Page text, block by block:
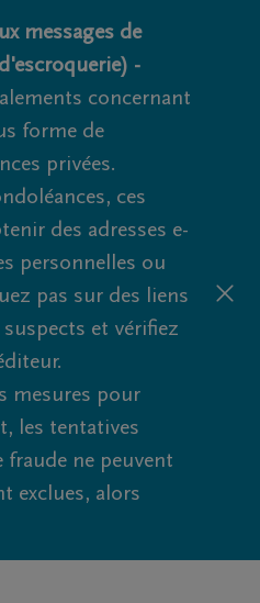
messages de
-
concernant
forme de
privées.
ces
des adresses e-
personnelles ou
pas sur des liens
et vérifiez
mesures pour
les tentatives
fraude ne peuvent
exclues, alors